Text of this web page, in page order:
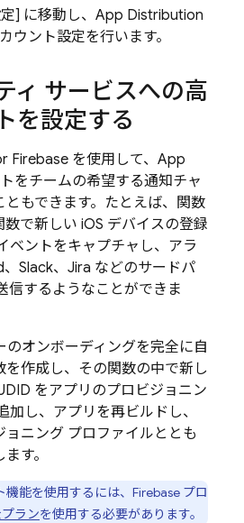
] に移動し、 App Distribution
ウント設定を行います。
ィ サービスへの高
を設定する
Firebase を使用して、 App
をチームの希望する通知チャ
ともできます。たとえば、関数
で新しい iOS デバイスの登録
ベントをキャプチャし、アラ
Slack、Jira などのサードパ
信するようなことができま
のオンボーディングを完全に自
作成し、その関数の中で新し
をアプリのプロビジョニン
加し、アプリを再ビルドし、
ョニング プロファイルととも
す。
機能を使用するには、Firebase プロ
ランを使用する必要があります。